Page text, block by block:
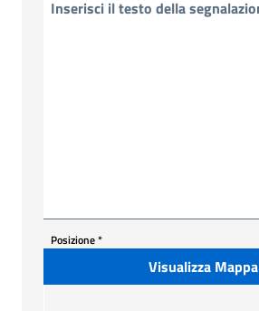
Posizione*
Visualizza Mappa